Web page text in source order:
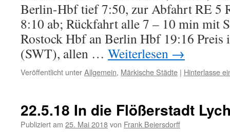
Berlin-Hbf tief 7:50, zur Abfahrt RE 5
8:10 ab; Rückfahrt alle 7 – 10 min mit
Rostock Hbf an Berlin Hbf 19:16 Preis
(SWT), allen … Weiterlesen →
Veröffentlicht unterAllgemein, Märkische Städte | Hinterlasse
22.5.18 In die Flößerstadt
Publiziert am 25. Mai 2018von Frank Beiersdorff